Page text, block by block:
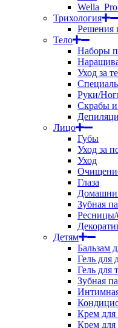
Трихология
Решения
Тело
Наборы
Уход за
Руки/
Скрабы и
Лицо
Губы
Уход за
Уход
Глаза
Зубная
Ресницы/
Детям
Бальзам
Гель для
Гель для
Зубная
Крем для
Крем для